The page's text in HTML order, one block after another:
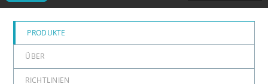
PRODUKTE
ÜBER
RICHTLINIEN